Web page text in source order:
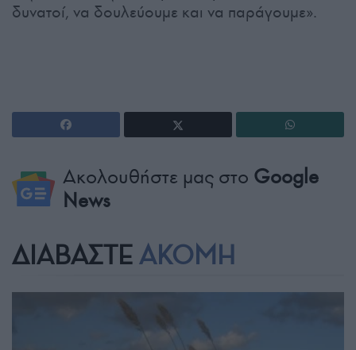
δυνατοί, να δουλεύουμε και να παράγουμε».
Ακολουθήστε μας στο Google
News
ΔΙΑΒΑΣΤΕ ΑΚΟΜΗ